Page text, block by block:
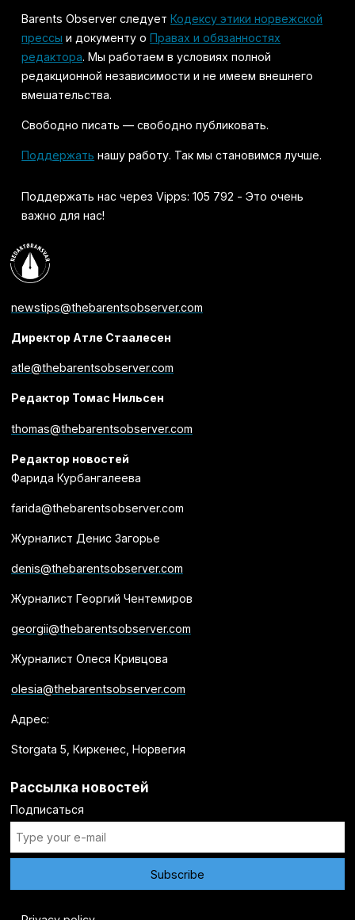
Barents Observer следуетКодексу этики норвежской
прессы и документу оПравах и обязанностях
редактора. Мы работаем в условиях полной
редакционной независимости и не имеем внешнего
вмешательства.
Свободно писать — свободно публиковать.
Поддержать нашу работу. Так мы становимся лучше.
Поддержать нас через Vipps: 105 792 - Это очень
важно для нас!
newstips@thebarentsobserver.com
Директор Атле Стаалесен
atle@thebarentsobserver.com
Редактор Томас Нильсен
thomas@thebarentsobserver.com
Редактор новостей
Фарида Курбангалеева
farida@thebarentsobserver.com
Журналист Денис Загорье
denis@thebarentsobserver.com
Журналист Георгий Чентемиров
georgii@thebarentsobserver.com
Журналист Олеся Кривцова
olesia@thebarentsobserver.com
Адрес:
Storgata 5, Киркенес, Норвегия
Рассылка новостей
Подписаться